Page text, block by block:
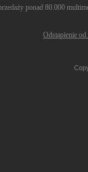
ponad 80.000
Odstąpienie